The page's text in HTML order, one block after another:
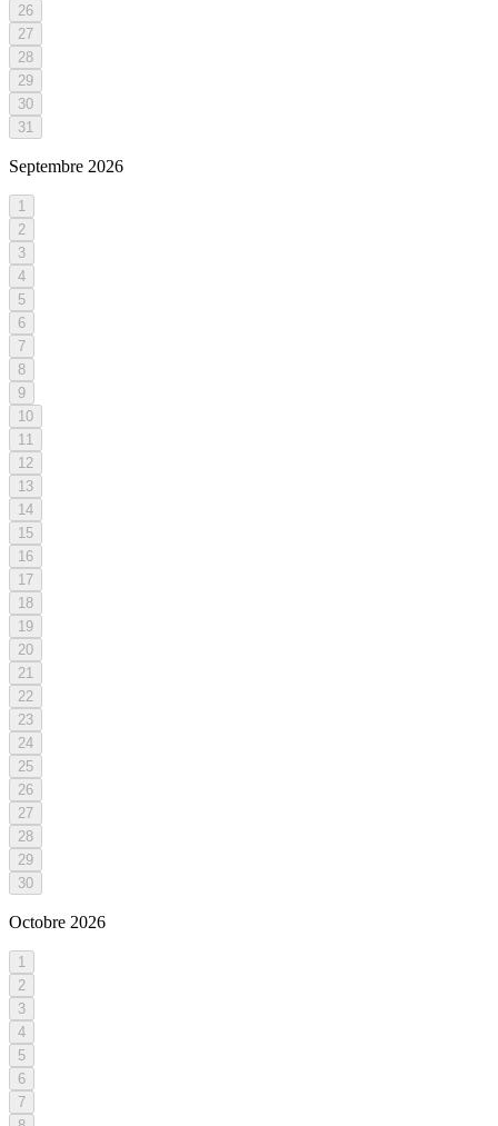
26
27
28
29
30
31
Septembre 2026
1
2
3
4
5
6
7
8
9
10
11
12
13
14
15
16
17
18
19
20
21
22
23
24
25
26
27
28
29
30
Octobre 2026
1
2
3
4
5
6
7